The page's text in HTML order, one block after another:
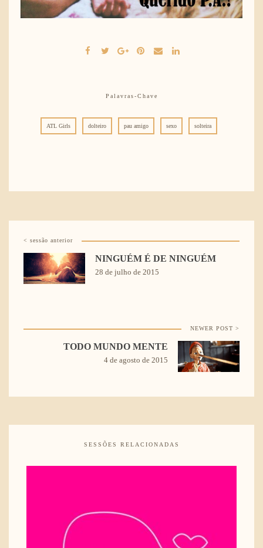
Palavras-Chave
ATL Girls dolteiro pau amigo sexo solteira
< sessão anterior
NINGUÉM É DE NINGUÉM
28 de julho de 2015
NEWER POST >
TODO MUNDO MENTE
4 de agosto de 2015
SESSÕES RELACIONADAS